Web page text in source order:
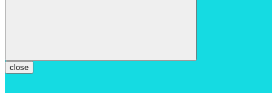
close